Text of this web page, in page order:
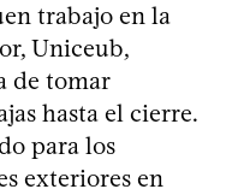
trabajo en la
Uniceub,
de tomar
hasta el cierre.
para los
exteriores en